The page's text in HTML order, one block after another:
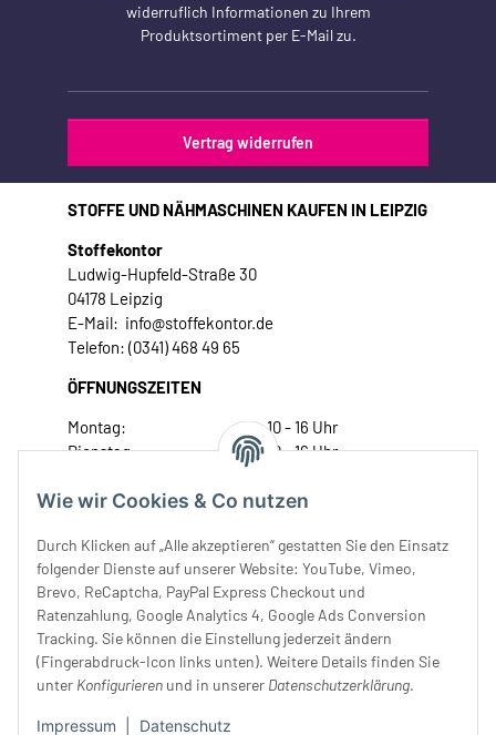
Wie wir Cookies & Co nutzen
Durch Klicken auf „Alle akzeptieren“ gestatten Sie den Einsatz
folgender Dienste auf unserer Website: YouTube, Vimeo,
Brevo, ReCaptcha, PayPal Express Checkout und
Ratenzahlung, Google Analytics 4, Google Ads Conversion
Tracking. Sie können die Einstellung jederzeit ändern
(Fingerabdruck-Icon links unten). Weitere Details finden Sie
unter Konfigurieren und in unserer Datenschutzerklärung.
Impressum Datenschutz
widerruflich Informationen zu Ihrem
Produktsortiment per E-Mail zu.
Vertrag widerrufen
STOFFE UND NÄHMASCHINEN KAUFEN IN LEIPZIG
Stoffekontor
Ludwig-Hupfeld-Straße 30
04178 Leipzig
E-Mail: info@stoffekontor.de
Telefon: (0341) 468 49 65
ÖFFNUNGSZEITEN
Montag:
10 - 16 Uhr
Dienstag:
10 - 16 Uhr
Donnerstag:
10 - 18 Uhr
Samstag:
10 - 14 Uhr
Unser Service
Rechtliches